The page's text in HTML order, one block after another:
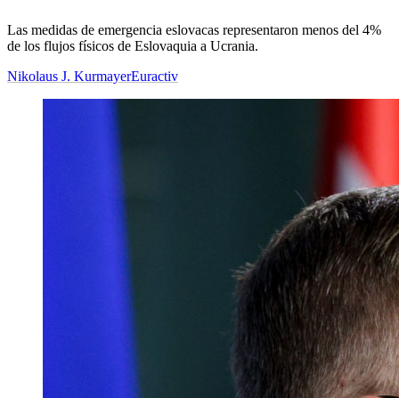
Las medidas de emergencia eslovacas representaron menos del 4%
de los flujos físicos de Eslovaquia a Ucrania.
Nikolaus J. KurmayerEuractiv